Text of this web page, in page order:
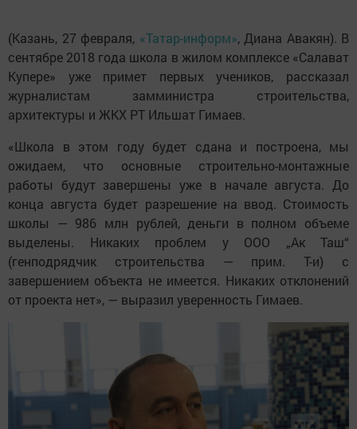
(Казань, 27 февраля, «Татар-информ», Диана Авакян). В
сентябре 2018 года школа в жилом комплексе «Салават
Купере» уже примет первых учеников, рассказал
журналистам замминистра строительства,
архитектуры и ЖКХ РТ Ильшат Гимаев.
«Школа в этом году будет сдана и построена, мы
ожидаем, что основные строительно-монтажные
работы будут завершены уже в начале августа. До
конца августа будет разрешение на ввод. Стоимость
школы — 986 млн рублей, деньги в полном объеме
выделены. Никаких проблем у ООО „Ак Таш“
(генподрядчик строительства — прим. Т-и) с
завершением объекта не имеется. Никаких отклонений
от проекта нет», — выразил уверенность Гимаев.